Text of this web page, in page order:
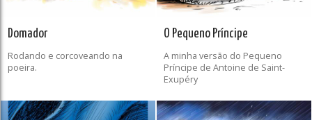
Domador
Rodando e corcoveando na
poeira.
O Pequeno Príncipe
A minha versão do Pequeno
Príncipe de Antoine de Saint-
Exupéry